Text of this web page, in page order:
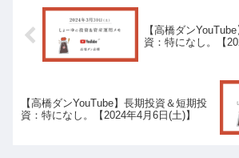
【高橋ダン
資：特になし。【
【高橋ダンYouTube】長期投資＆短期投
資：特になし。【2024年4月6日(土)】